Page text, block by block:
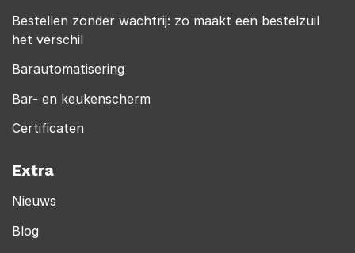
Bestellen zonder wachtrij: zo maakt een bestelzuil
het verschil
Barautomatisering
Bar- en keukenscherm
Certificaten
Extra
Nieuws
Blog